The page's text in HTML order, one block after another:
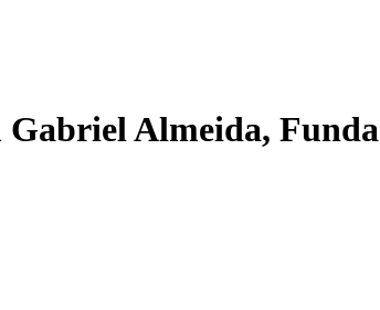
Gabriel Almeida,